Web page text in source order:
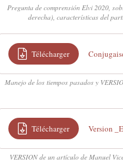
Pregunta de comprensión Elvi 2020,
derecha), características del
Télécharger
Manejo de los tiempos pasados y
Télécharger Version
VERSION de un artículo de Manuel